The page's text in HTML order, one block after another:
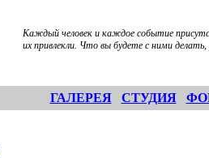
Каждый человек и каждое событие
их привлекли. Что вы будете с ними
ГАЛЕРЕЯ СТУДИЯ